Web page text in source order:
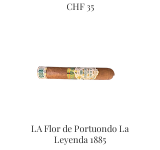
CHF 35
LA Flor de Portuondo La
Leyenda 1885